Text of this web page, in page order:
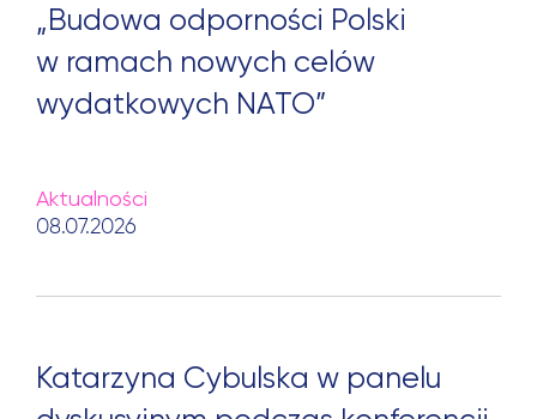
„Budowa odporności Polski
w ramach nowych celów
wydatkowych NATO”
Aktualności
08.07.2026
Katarzyna Cybulska w panelu